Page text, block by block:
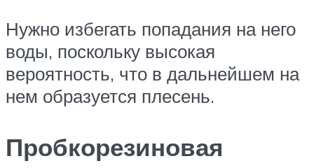
Нужно избегать попадания на него
воды, поскольку высокая
вероятность, что в дальнейшем на
нем образуется плесень.
Пробкорезиновая